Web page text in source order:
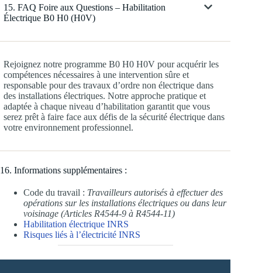
15. FAQ Foire aux Questions – Habilitation
Électrique B0 H0 (H0V)
Rejoignez notre programme B0 H0 H0V pour acquérir les
compétences nécessaires à une intervention sûre et
responsable pour des travaux d’ordre non électrique dans
des installations électriques. Notre approche pratique et
adaptée à chaque niveau d’habilitation garantit que vous
serez prêt à faire face aux défis de la sécurité électrique dans
votre environnement professionnel.
16. Informations supplémentaires :
Code du travail : Travailleurs autorisés à effectuer des
opérations sur les installations électriques ou dans leur
voisinage (Articles R4544-9 à R4544-11)
Habilitation électrique INRS
Risques liés à l’électricité INRS